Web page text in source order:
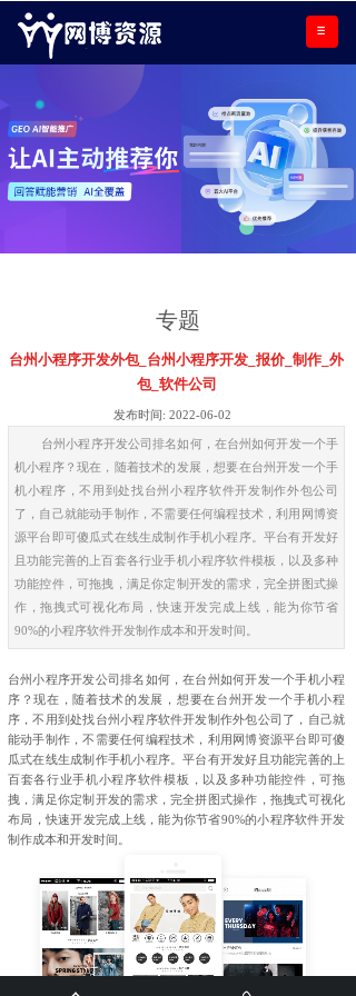
专题
台州小程序开发外包_台州小程序开发_报价_制作_外
包_软件公司
发布时间: 2022-06-02
台州小程序开发公司排名如何，在台州如何开发一个手
机小程序？现在，随着技术的发展，想要在台州开发一个手
机小程序，不用到处找台州小程序软件开发制作外包公司
了，自己就能动手制作，不需要任何编程技术，利用网博资
源平台即可傻瓜式在线生成制作手机小程序。平台有开发好
且功能完善的上百套各行业手机小程序软件模板，以及多种
功能控件，可拖拽，满足你定制开发的需求，完全拼图式操
作，拖拽式可视化布局，快速开发完成上线，能为你节省
90%的小程序软件开发制作成本和开发时间。
台州小程序开发公司排名如何，在台州如何开发一个手机小程
序？现在，随着技术的发展，想要在台州开发一个手机小程
序，不用到处找台州小程序软件开发制作外包公司了，自己就
能动手制作，不需要任何编程技术，利用网博资源平台即可傻
瓜式在线生成制作手机小程序。平台有开发好且功能完善的上
百套各行业手机小程序软件模板，以及多种功能控件，可拖
拽，满足你定制开发的需求，完全拼图式操作，拖拽式可视化
布局，快速开发完成上线，能为你节省90%的小程序软件开发
制作成本和开发时间。